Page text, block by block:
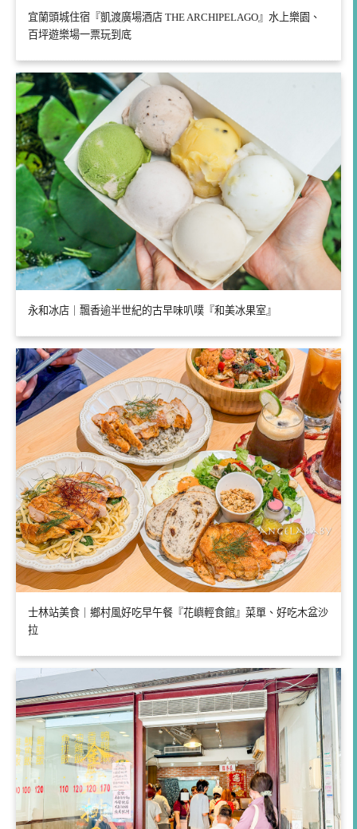
宜蘭頭城住宿『凱渡廣場酒店 THE ARCHIPELAGO』水上樂園、
百坪遊樂場一票玩到底
永和冰店｜飄香逾半世紀的古早味叭噗『和美冰果室』
士林站美食｜鄉村風好吃早午餐『花嶼輕食館』菜單、好吃木盆沙
拉